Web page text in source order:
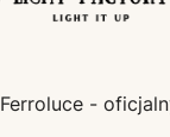
Ferroluce -